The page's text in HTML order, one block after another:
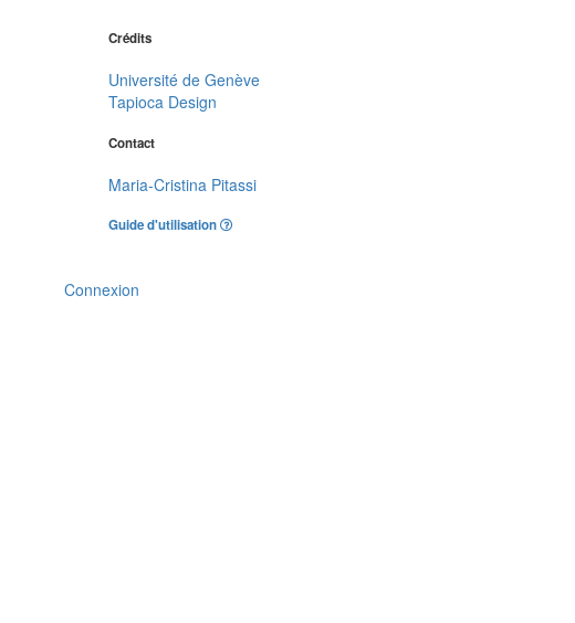
Crédits
Université de Genève
Tapioca Design
Contact
Maria-Cristina Pitassi
Guide d'utilisation
Connexion